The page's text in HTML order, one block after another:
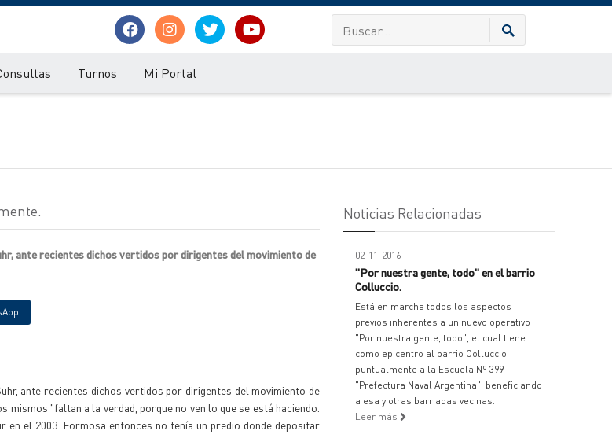
Turnos Mi Portal
ante recientes dichos vertidos por dirigentes del movimiento de
ante recientes dichos vertidos por dirigentes del movimiento de
"faltan a la verdad, porque no ven lo que se está haciendo.
en el 2003. Formosa entonces no tenía un predio donde depositar
Noticias Relacionadas
02-11-2016
"Por nuestra gente, todo" en el barrio
Colluccio.
Está en marcha todos los aspectos
previos inherentes a un nuevo operativo
"Por nuestra gente, todo", el cual tiene
como epicentro al barrio Colluccio,
puntualmente a la Escuela Nº 399
"Prefectura Naval Argentina", beneficiando
a esa y otras barriadas vecinas.
Leer más